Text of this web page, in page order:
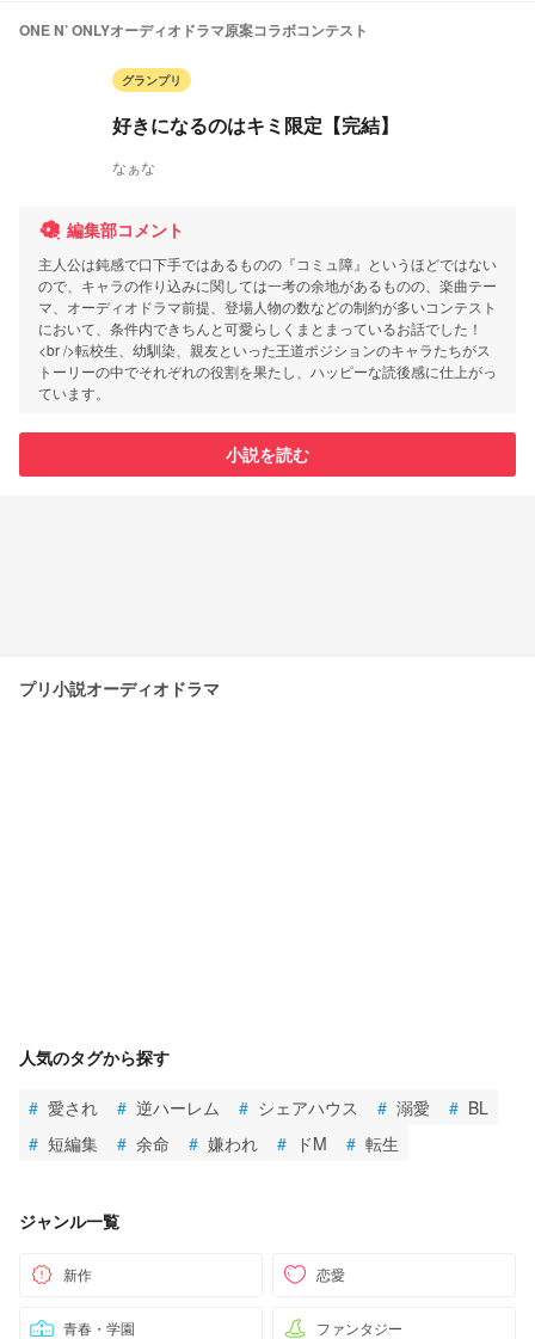
ONE N’ ONLYオーディオドラマ原案コラボコンテスト
グランプリ
好きになるのはキミ限定【完結】
なぁな
編集部コメント
主人公は鈍感で口下手ではあるものの『コミュ障』というほどではない
ので、キャラの作り込みに関しては一考の余地があるものの、楽曲テー
マ、オーディオドラマ前提、登場人物の数などの制約が多いコンテスト
において、条件内できちんと可愛らしくまとまっているお話でした！
<br />転校生、幼馴染、親友といった王道ポジションのキャラたちがス
トーリーの中でそれぞれの役割を果たし、ハッピーな読後感に仕上がっ
ています。
小説を読む
プリ小説オーディオドラマ
人気のタグから探す
# 愛され # 逆ハーレム # シェアハウス # 溺愛 # BL
# 短編集 # 余命 # 嫌われ # ドM # 転生
ジャンル一覧
新作 恋愛
青春・学園 ファンタジー